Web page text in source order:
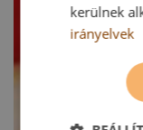
kerülnek
irányelvek